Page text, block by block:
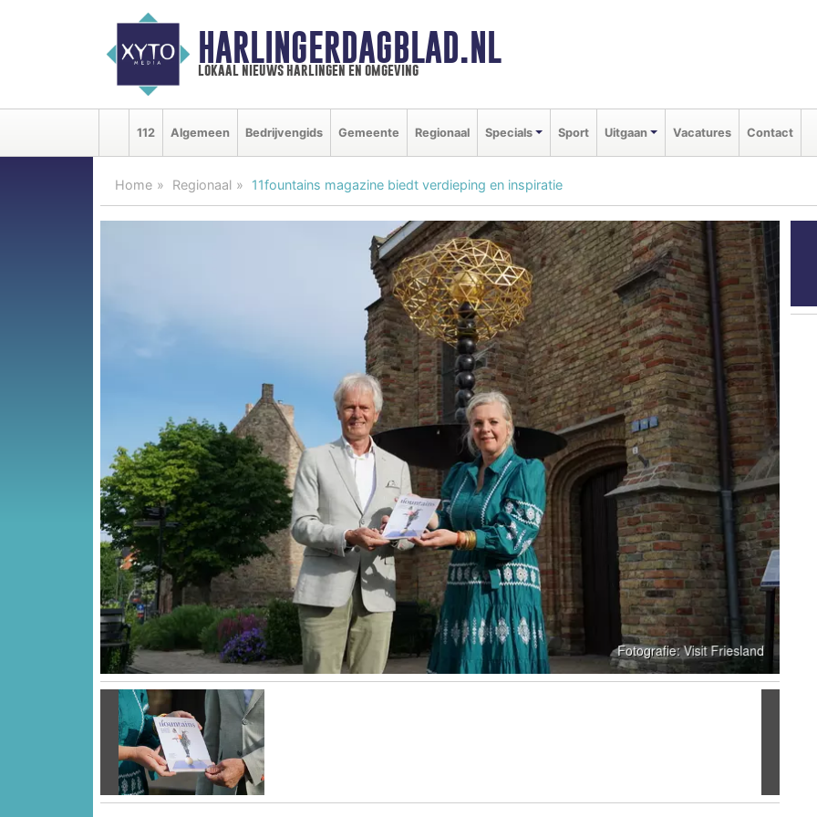
HARLINGERDAGBLAD.NL
lokaal nieuws harlingen en omgeving
112 Algemeen Bedrijvengids Gemeente Regionaal Specials Sport Uitgaan Vacatures Contact
Home Regionaal 11fountains magazine biedt verdieping en inspiratie
Vorige